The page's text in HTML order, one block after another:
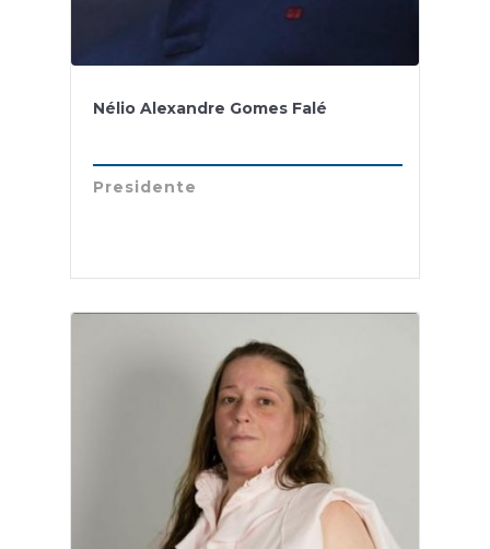
Nélio Alexandre Gomes Falé
Presidente